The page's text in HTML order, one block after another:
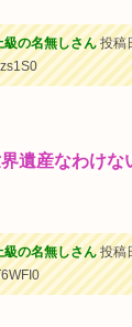
級の名無しさん投稿
遺産なわけ
級の名無しさん投稿